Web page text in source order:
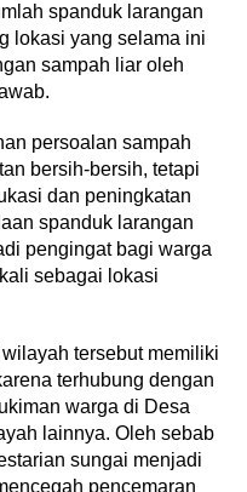
spanduk larangan
lokasi yang selama ini
sampah liar oleh
persoalan sampah
bersih-bersih, tetapi
dan peningkatan
spanduk larangan
pengingat bagi warga
sebagai lokasi
tersebut memiliki
terhubung dengan
warga di Desa
lainnya. Oleh sebab
sungai menjadi
pencemaran